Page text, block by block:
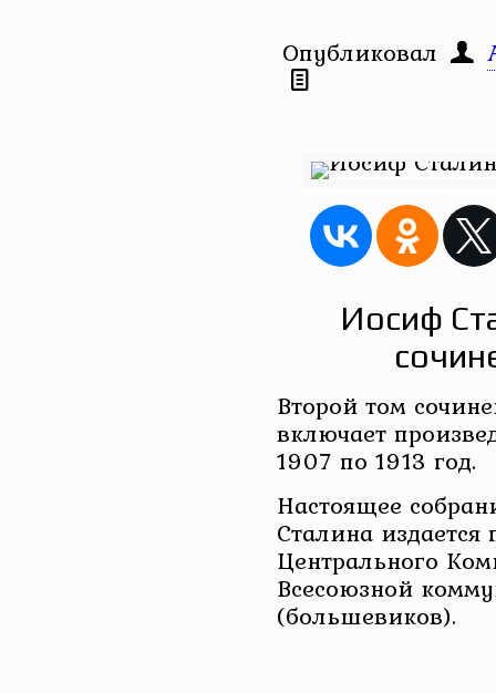
Опубликовал
Иосиф
Второй том
включает
1907 по 1913 год.
Настоящее
Сталина
Центрального
Всесоюзной
(большевиков).